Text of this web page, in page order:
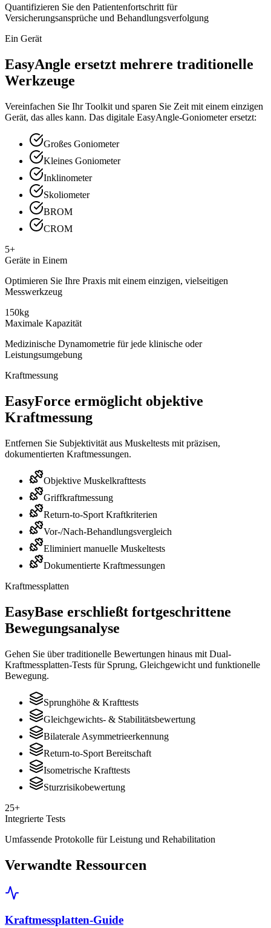
Quantifizieren Sie den Patientenfortschritt für
Versicherungsansprüche und Behandlungsverfolgung
Ein Gerät
EasyAngle ersetzt mehrere traditionelle
Werkzeuge
Vereinfachen Sie Ihr Toolkit und sparen Sie Zeit mit einem einzigen
Gerät, das alles kann. Das digitale EasyAngle-Goniometer ersetzt:
Großes Goniometer
Kleines Goniometer
Inklinometer
Skoliometer
BROM
CROM
5+
Geräte in Einem
Optimieren Sie Ihre Praxis mit einem einzigen, vielseitigen
Messwerkzeug
150kg
Maximale Kapazität
Medizinische Dynamometrie für jede klinische oder
Leistungsumgebung
Kraftmessung
EasyForce ermöglicht objektive
Kraftmessung
Entfernen Sie Subjektivität aus Muskeltests mit präzisen,
dokumentierten Kraftmessungen.
Objektive Muskelkrafttests
Griffkraftmessung
Return-to-Sport Kraftkriterien
Vor-/Nach-Behandlungsvergleich
Eliminiert manuelle Muskeltests
Dokumentierte Kraftmessungen
Kraftmessplatten
EasyBase erschließt fortgeschrittene
Bewegungsanalyse
Gehen Sie über traditionelle Bewertungen hinaus mit Dual-
Kraftmessplatten-Tests für Sprung, Gleichgewicht und funktionelle
Bewegung.
Sprunghöhe & Krafttests
Gleichgewichts- & Stabilitätsbewertung
Bilaterale Asymmetrieerkennung
Return-to-Sport Bereitschaft
Isometrische Krafttests
Sturzrisikobewertung
25+
Integrierte Tests
Umfassende Protokolle für Leistung und Rehabilitation
Verwandte Ressourcen
Kraftmessplatten-Guide